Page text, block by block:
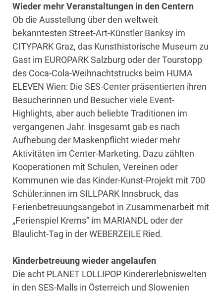
Wieder mehr Veranstaltungen in den Centern
Ob die Ausstellung über den weltweit
bekanntesten Street-Art-Künstler Banksy im
CITYPARK Graz, das Kunsthistorische Museum zu
Gast im EUROPARK Salzburg oder der Tourstopp
des Coca-Cola-Weihnachtstrucks beim HUMA
ELEVEN Wien: Die SES-Center präsentierten ihren
Besucherinnen und Besucher viele Event-
Highlights, aber auch beliebte Traditionen im
vergangenen Jahr. Insgesamt gab es nach
Aufhebung der Maskenpflicht wieder mehr
Aktivitäten im Center-Marketing. Dazu zählten
Kooperationen mit Schulen, Vereinen oder
Kommunen wie das Kinder-Kunst-Projekt mit 700
Schüler:innen im SILLPARK Innsbruck, das
Ferienbetreuungsangebot in Zusammenarbeit mit
„Ferienspiel Krems“ im MARIANDL oder der
Blaulicht-Tag in der WEBERZEILE Ried.
Kinderbetreuung wieder angelaufen
Die acht PLANET LOLLIPOP Kindererlebniswelten
in den SES-Malls in Österreich und Slowenien